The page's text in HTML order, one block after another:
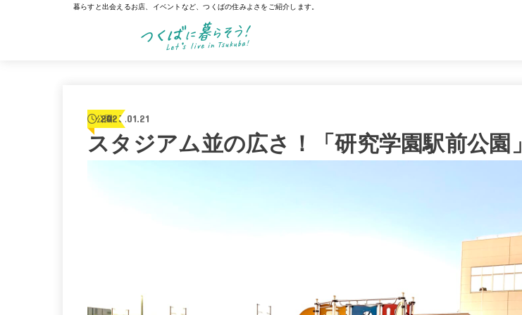
暮らすと出会えるお店、イベントなど、つくばの住みよさをご紹介します。
公園
2023.01.21
スタジアム並の広さ！「研究学園駅前公園」